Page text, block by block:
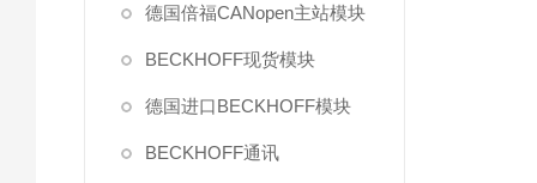
德国倍福CANopen主站模块
BECKHOFF现货模块
德国进口BECKHOFF模块
BECKHOFF通讯